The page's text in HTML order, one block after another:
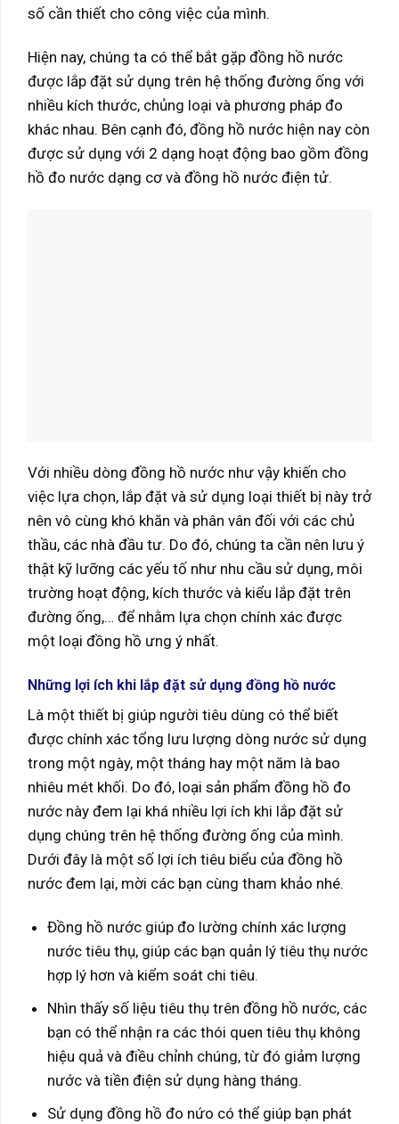
số cần thiết cho công việc của mình.
Hiện nay, chúng ta có thể bắt gặp đồng hồ nước
được lắp đặt sử dụng trên hệ thống đường ống với
nhiều kích thước, chủng loại và phương pháp đo
khác nhau. Bên cạnh đó, đồng hồ nước hiện nay còn
được sử dụng với 2 dạng hoạt động bao gồm đồng
hồ đo nước dạng cơ và đồng hồ nước điện tử.
Với nhiều dòng đồng hồ nước như vậy khiến cho
việc lựa chọn, lắp đặt và sử dụng loại thiết bị này trở
nên vô cùng khó khăn và phân vân đối với các chủ
thầu, các nhà đầu tư. Do đó, chúng ta cần nên lưu ý
thật kỹ lưỡng các yếu tố như nhu cầu sử dụng, môi
trường hoạt động, kích thước và kiểu lắp đặt trên
đường ống,… để nhằm lựa chọn chính xác được
một loại đồng hồ ưng ý nhất.
Những lợi ích khi lắp đặt sử dụng đồng hồ nước
Là một thiết bị giúp người tiêu dùng có thể biết
được chính xác tổng lưu lượng dòng nước sử dụng
trong một ngày, một tháng hay một năm là bao
nhiêu mét khối. Do đó, loại sản phẩm đồng hồ đo
nước này đem lại khá nhiều lợi ích khi lắp đặt sử
dụng chúng trên hệ thống đường ống của mình.
Dưới đây là một số lợi ích tiêu biểu của đồng hồ
nước đem lại, mời các bạn cùng tham khảo nhé.
Đồng hồ nước giúp đo lường chính xác lượng
nước tiêu thụ, giúp các bạn quản lý tiêu thụ nước
hợp lý hơn và kiểm soát chi tiêu.
Nhìn thấy số liệu tiêu thụ trên đồng hồ nước, các
bạn có thể nhận ra các thói quen tiêu thụ không
hiệu quả và điều chỉnh chúng, từ đó giảm lượng
nước và tiền điện sử dụng hàng tháng.
Sử dụng đồng hồ đo nứo có thể giúp bạn phát